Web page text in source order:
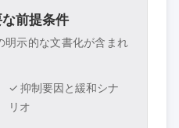
前提条件
明示的な文書化が含まれ
✓ 抑制要因と緩和シナ
リオ